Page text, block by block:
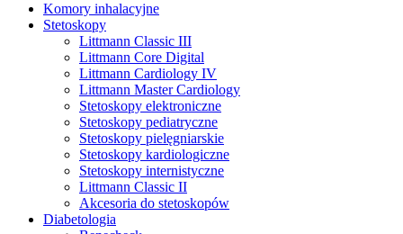
Komory inhalacyjne
Stetoskopy
Littmann Classic III
Littmann Core Digital
Littmann Cardiology IV
Littmann Master Cardiology
Stetoskopy elektroniczne
Stetoskopy pediatryczne
Stetoskopy pielęgniarskie
Stetoskopy kardiologiczne
Stetoskopy internistyczne
Littmann Classic II
Akcesoria do stetoskopów
Diabetologia